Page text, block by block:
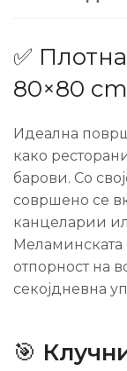
✅
80×80 cm
Идеална
како
барови. Со
совршено се
канцеларии
Меламинската
отпорност на
секојдневна
🎯